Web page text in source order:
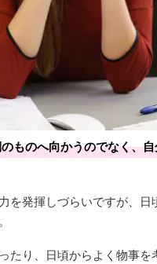
ものへ向かうのでなく、
を発揮しづらいですが、
たり、日頃からよく物事